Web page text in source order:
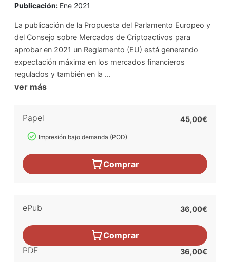
Publicación: Ene 2021
La publicación de la Propuesta del Parlamento Europeo y
del Consejo sobre Mercados de Criptoactivos para
aprobar en 2021 un Reglamento (EU) está generando
expectación máxima en los mercados financieros
regulados y también en la ...
ver más
Papel
Impresión bajo demanda (POD)
45,00€
Comprar
ePub 36,00€
Comprar
PDF
36,00€